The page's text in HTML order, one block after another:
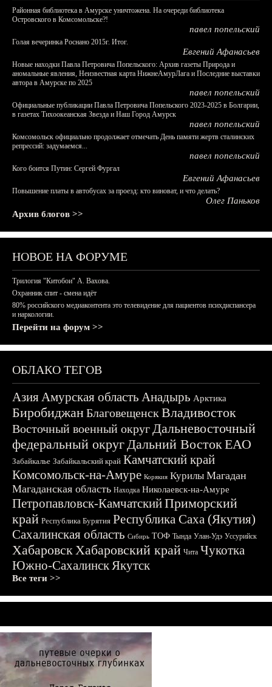
Районная библиотека в Амурске уничтожена. На очереди библиотека
Островского в Комсомольске?!
павел попельский
Голая вечеринка Роснано 2015г. Итог.
Евгений Афанасьев
Новые находки Павла Петровича Попельского: Архив газеты Природа и
аномальные явления, Неизвестная карта НижнеАмурЛага и Последние выставки
автора в Амурске по 2025
павел попельский
Официальные публикации Павла Петровича Попельского 2023-2025 в Болгарии,
в газетах Тихоокеанская Звезда и Наш Город Амурск
павел попельский
Комсомольск официально продолжает отмечать День памяти жертв сталинских
репрессий: задумаемся...
павел попельский
Кого боится Путин: Сергей Фургал
Евгений Афанасьев
Повышение платы в автобусах за проезд: кто виноват, и что делать?
Олег Паньков
Архив блогов >>
НОВОЕ НА ФОРУМЕ
Трилогия "Китобои" А. Вахова.
Охранник спит - смена идёт
80% российского медиаконтента это телевидение для пациентов психдиспансера
и наркологии.
Перейти на форум >>
ОБЛАКО ТЕГОВ
АзияАмурская область Анадырь Арктика
БиробиджанБлаговещенскВладивосток
Восточный военный округДальневосточный
федеральный округДальний ВостокЕАО
Забайкалье Забайкальский край Камчатский край
Комсомольск-на-Амуре Корякия Курилы Магадан
Магаданская область Находка Николаевск-на-Амуре
Петропавловск-КамчатскийПриморский
край Республика Бурятия Республика Саха (Якутия)
Сахалинская область Сибирь ТОФ Тында Улан-Удэ Уссурийск
ХабаровскХабаровский край Чита Чукотка
Южно-СахалинскЯкутск
Все теги >>